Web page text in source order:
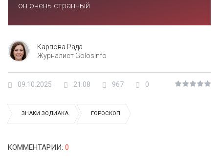
он очень странный
Карпова Рада
Журналист GolosInfo
09.10.2025 21:08 967 0
ЗНАКИ ЗОДИАКА ГОРОСКОП
КОММЕНТАРИИ: 0